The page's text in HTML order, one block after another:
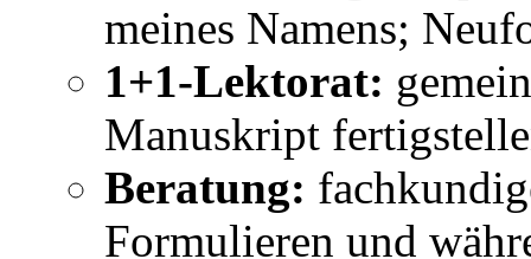
meines Namens;
1+1-Lektorat:
Manuskript
Beratung:
Formulieren und